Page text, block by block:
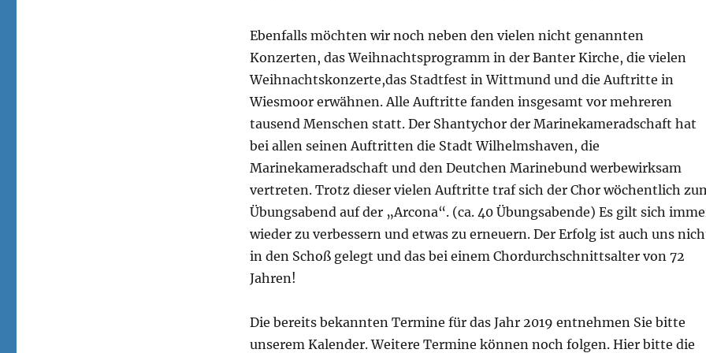
Ebenfalls möchten wir noch neben den vielen nicht genannten
Konzerten, das Weihnachtsprogramm in der Banter Kirche, die vielen
Weihnachtskonzerte,das Stadtfest in Wittmund und die Auftritte in
Wiesmoor erwähnen. Alle Auftritte fanden insgesamt vor mehreren
tausend Menschen statt. Der Shantychor der Marinekameradschaft hat
bei allen seinen Auftritten die Stadt Wilhelmshaven, die
Marinekameradschaft und den Deutchen Marinebund werbewirksam
vertreten. Trotz dieser vielen Auftritte traf sich der Chor wöchentlich
Übungsabend auf der „Arcona“. (ca. 40 Übungsabende) Es gilt sich
wieder zu verbessern und etwas zu erneuern. Der Erfolg ist auch uns
in den Schoß gelegt und das bei einem Chordurchschnittsalter von 72
Jahren!
Die bereits bekannten Termine für das Jahr 2019 entnehmen Sie bitte
unserem Kalender. Weitere Termine können noch folgen. Hier bitte die